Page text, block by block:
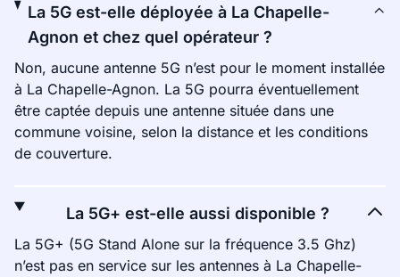
La 5G est-elle déployée à La Chapelle-
Agnon et chez quel opérateur ?
Non, aucune antenne 5G n’est pour le moment installée
à La Chapelle-Agnon. La 5G pourra éventuellement
être captée depuis une antenne située dans une
commune voisine, selon la distance et les conditions
de couverture.
La 5G+ est-elle aussi disponible ?
La 5G+ (5G Stand Alone sur la fréquence 3.5 Ghz)
n’est pas en service sur les antennes à La Chapelle-